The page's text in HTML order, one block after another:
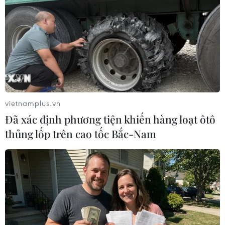
Theo tiến sỹ Trần Như Dương - Phó Viện trưởng
Viện Vệ sinh dịch tễ Trung ương, ngay từ đầu
Bộ Y tế đã nhận định lây nhiễm xảy ra ở khu
công nghiệp rất phức tạp, lây nhiễm giữa các
công nhân rất cao, qua thời gian chín ủ bệnh sẽ
lây lan mạnh, nên lượng ca dương tính rất lớn.
vietnamplus.vn
Đã xác định phương tiện khiến hàng loạt ôtô
thủng lốp trên cao tốc Bắc-Nam